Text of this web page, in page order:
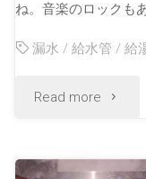
ね。音楽のロックも
漏水 /給水管 /給
Read more